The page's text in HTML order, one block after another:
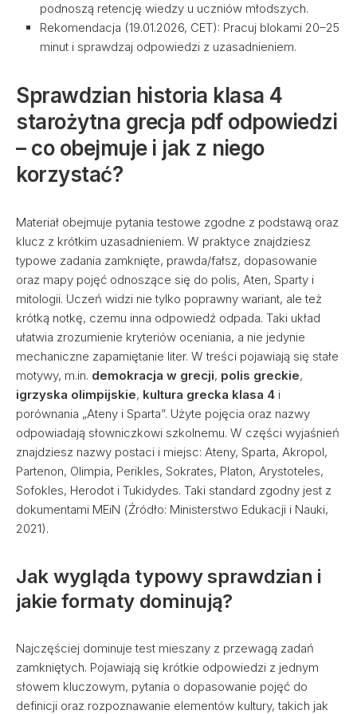
podnoszą retencję wiedzy u uczniów młodszych.
Rekomendacja (19.01.2026, CET): Pracuj blokami 20–25
minut i sprawdzaj odpowiedzi z uzasadnieniem.
Sprawdzian historia klasa 4
starożytna grecja pdf odpowiedzi
– co obejmuje i jak z niego
korzystać?
Materiał obejmuje pytania testowe zgodne z podstawą oraz
klucz z krótkim uzasadnieniem. W praktyce znajdziesz
typowe zadania zamknięte, prawda/fałsz, dopasowanie
oraz mapy pojęć odnoszące się do polis, Aten, Sparty i
mitologii. Uczeń widzi nie tylko poprawny wariant, ale też
krótką notkę, czemu inna odpowiedź odpada. Taki układ
ułatwia zrozumienie kryteriów oceniania, a nie jedynie
mechaniczne zapamiętanie liter. W treści pojawiają się stałe
motywy, m.in. demokracja w grecji, polis greckie,
igrzyska olimpijskie, kultura grecka klasa 4 i
porównania „Ateny i Sparta”. Użyte pojęcia oraz nazwy
odpowiadają słowniczkowi szkolnemu. W części wyjaśnień
znajdziesz nazwy postaci i miejsc: Ateny, Sparta, Akropol,
Partenon, Olimpia, Perikles, Sokrates, Platon, Arystoteles,
Sofokles, Herodot i Tukidydes. Taki standard zgodny jest z
dokumentami MEiN (Źródło: Ministerstwo Edukacji i Nauki,
2021).
Jak wygląda typowy sprawdzian i
jakie formaty dominują?
Najczęściej dominuje test mieszany z przewagą zadań
zamkniętych. Pojawiają się krótkie odpowiedzi z jednym
słowem kluczowym, pytania o dopasowanie pojęć do
definicji oraz rozpoznawanie elementów kultury, takich jak